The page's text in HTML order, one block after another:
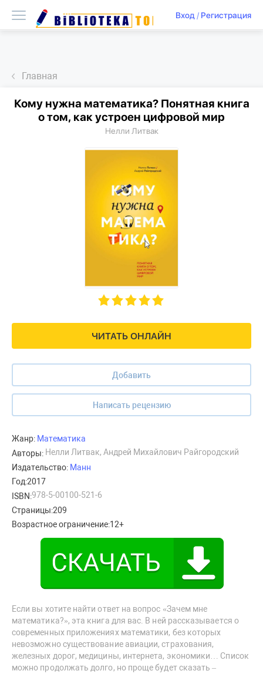
Вход/ Регистрация
Главная
ЧИТАТЬ ОНЛАЙН
Добавить
Написать рецензию
Кому нужна математика? Понятная книга
о том, как устроен цифровой мир
Нелли Литвак
Жанр: Математика
Авторы: Нелли Литвак, Андрей Михайлович Райгородский
Издательство: Манн
Год:2017
ISBN:978-5-00100-521-6
Страницы:209
Возрастное ограничение:12+
Если вы хотите найти ответ на вопрос «Зачем мне
математика?», эта книга для вас. В ней рассказывается о
современных приложениях математики, без которых
невозможно существование авиации, страхования,
железных дорог, медицины, интернета, экономики… Список
можно продолжать долго, но проще будет сказать –